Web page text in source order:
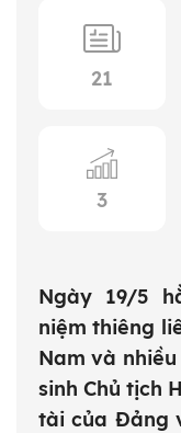
21
3
Ngày 19/5
niệm thiêng
Nam và
sinh Chủ tịch
tài của Đảng